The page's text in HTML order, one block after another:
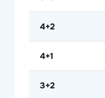
4+2
4+1
3+2